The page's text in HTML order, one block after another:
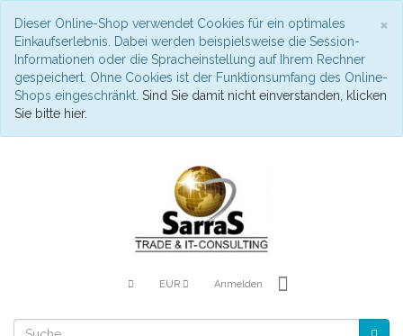
×
Dieser Online-Shop verwendet Cookies für ein optimales
Einkaufserlebnis. Dabei werden beispielsweise die Session-
Informationen oder die Spracheinstellung auf Ihrem Rechner
gespeichert. Ohne Cookies ist der Funktionsumfang des Online-
Shops eingeschränkt. Sind Sie damit nicht einverstanden, klicken
Sie bitte hier.
EUR Anmelden